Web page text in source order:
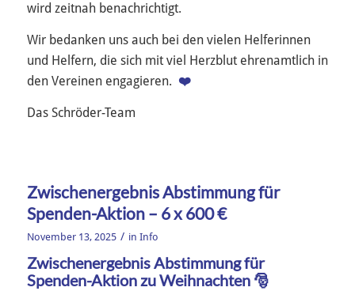
wird zeitnah benachrichtigt.
Wir bedanken uns auch bei den vielen Helferinnen
und Helfern, die sich mit viel Herzblut ehrenamtlich in
den Vereinen engagieren. ❤️
Das Schröder-Team
Zwischenergebnis Abstimmung für
Spenden-Aktion – 6 x 600 €
November 13, 2025 / in Info
Zwischenergebnis Abstimmung für
Spenden-Aktion zu Weihnachten 🎅